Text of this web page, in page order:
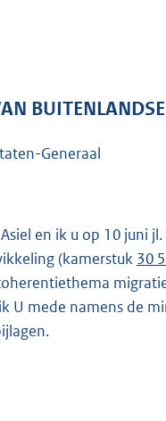
Generaal
en ik u op 10 juni
(kamerstuk 30
U mede namens de